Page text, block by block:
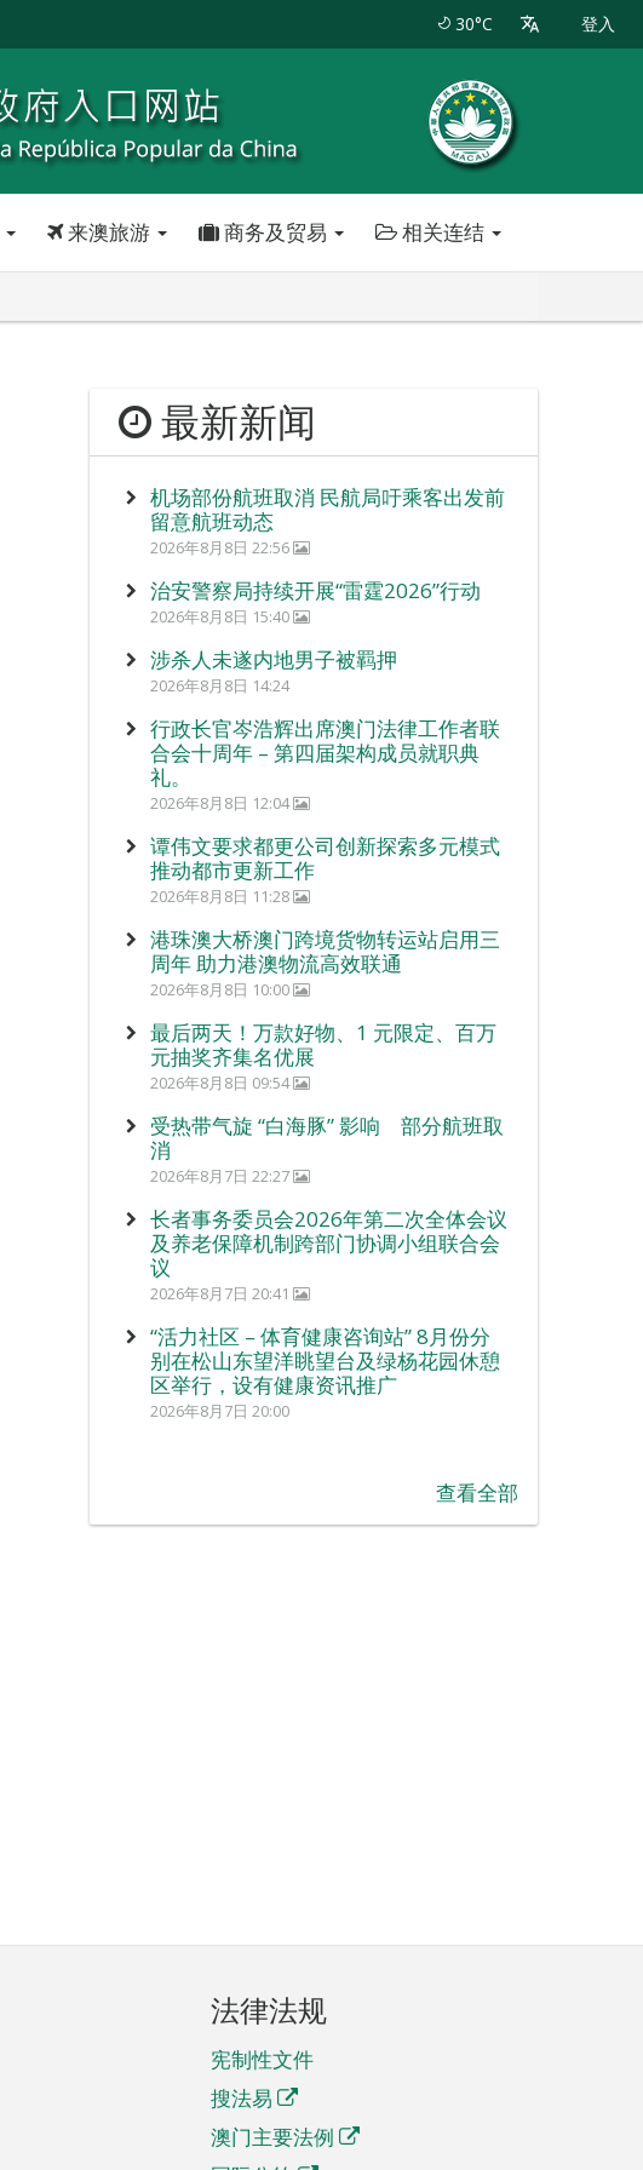
30°C 登入
来澳旅游 商务及贸易 相关连结
最新新闻
机场部份航班取消 民航局吁乘客出发前
留意航班动态
2026年8月8日 22:56
治安警察局持续开展“雷霆2026”行动
2026年8月8日 15:40
涉杀人未遂内地男子被羁押
2026年8月8日 14:24
行政长官岑浩辉出席澳门法律工作者联
合会十周年 – 第四届架构成员就职典
礼。
2026年8月8日 12:04
谭伟文要求都更公司创新探索多元模式
推动都市更新工作
2026年8月8日 11:28
港珠澳大桥澳门跨境货物转运站启用三
周年 助力港澳物流高效联通
2026年8月8日 10:00
最后两天！万款好物、1 元限定、百万
元抽奖齐集名优展
2026年8月8日 09:54
受热带气旋 “白海豚” 影响 部分航班取
消
2026年8月7日 22:27
长者事务委员会2026年第二次全体会议
及养老保障机制跨部门协调小组联合会
议
2026年8月7日 20:41
“活力社区 – 体育健康咨询站” 8月份分
别在松山东望洋眺望台及绿杨花园休憩
区举行，设有健康资讯推广
2026年8月7日 20:00
查看全部
法律法规
宪制性文件
搜法易
澳门主要法例